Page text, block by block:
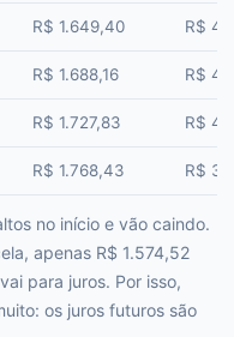
R$ 1.649,40 R$
R$ 1.688,16 R$
R$ 1.727,83 R$
R$ 1.768,43 R$
no início e vão caindo.
apenas R$ 1.574,52
para juros. Por isso,
os juros futuros são